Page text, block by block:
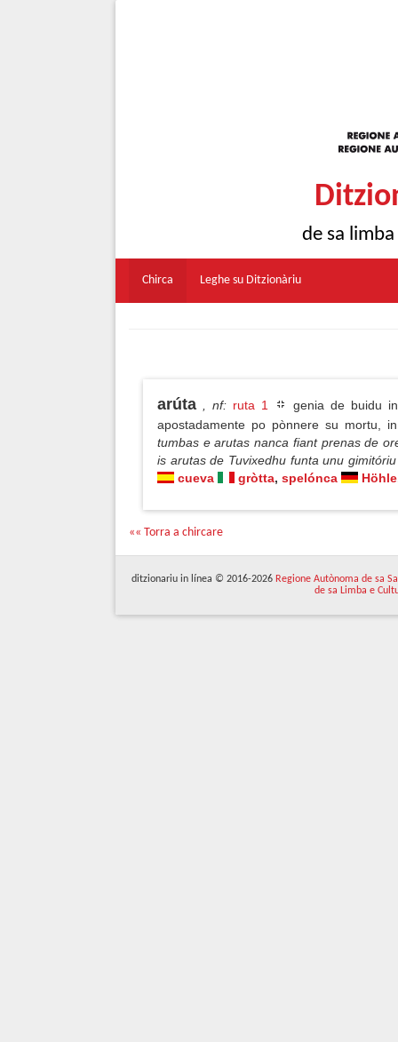
de sa
Chirca Leghe su Ditzionàriu
arúta , nf: ruta 1
genia de buidu
apostadamente po pònnere su mortu,
tumbas e arutas nanca fiant prenas de
is arutas de Tuvixedhu funta unu
cueva
gròtta, spelónca Höhle
«« Torra a chircare
ditzionariu in línea © 2016-2026 Regione Autònoma de sa
de sa Limba e